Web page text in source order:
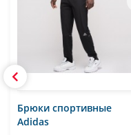
Брюки спортивные
Adidas